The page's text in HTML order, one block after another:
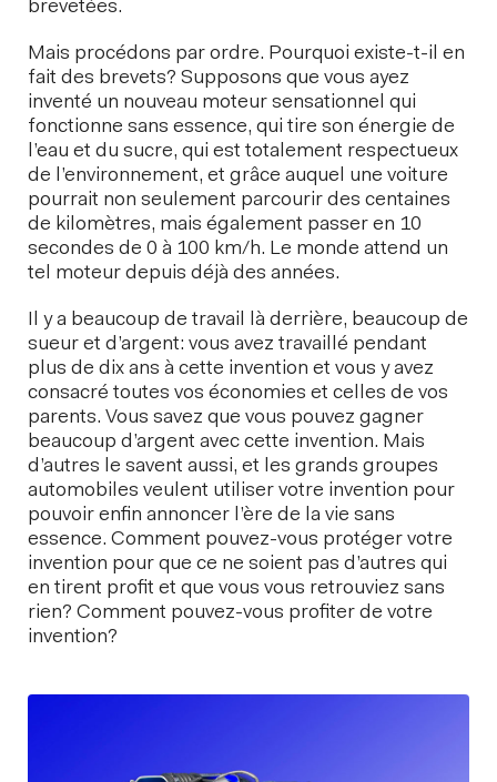
brevetées.
Mais procédons par ordre. Pourquoi existe-t-il en
fait des brevets? Supposons que vous ayez
inventé un nouveau moteur sensationnel qui
fonctionne sans essence, qui tire son énergie de
l’eau et du sucre, qui est totalement respectueux
de l’environnement, et grâce auquel une voiture
pourrait non seulement parcourir des centaines
de kilomètres, mais également passer en 10
secondes de 0 à 100 km/h. Le monde attend un
tel moteur depuis déjà des années.
Il y a beaucoup de travail là derrière, beaucoup de
sueur et d’argent: vous avez travaillé pendant
plus de dix ans à cette invention et vous y avez
consacré toutes vos économies et celles de vos
parents. Vous savez que vous pouvez gagner
beaucoup d’argent avec cette invention. Mais
d’autres le savent aussi, et les grands groupes
automobiles veulent utiliser votre invention pour
pouvoir enfin annoncer l’ère de la vie sans
essence. Comment pouvez-vous protéger votre
invention pour que ce ne soient pas d’autres qui
en tirent profit et que vous vous retrouviez sans
rien? Comment pouvez-vous profiter de votre
invention?